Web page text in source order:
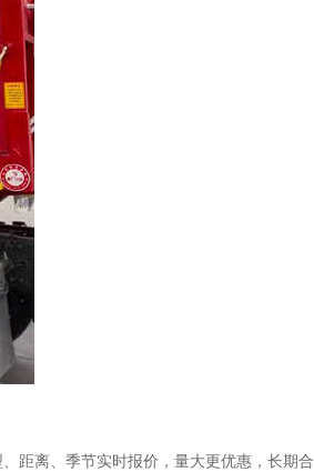
距离、季节实时报价，量大更优惠，长期合